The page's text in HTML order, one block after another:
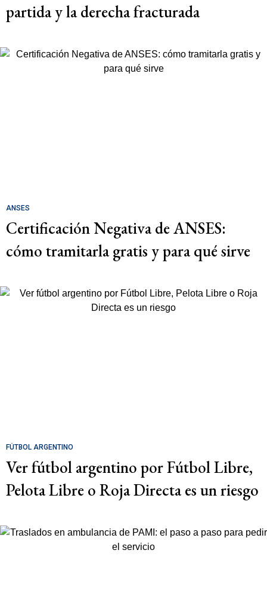
partida y la derecha fracturada
ANSES
Certificación Negativa de ANSES:
cómo tramitarla gratis y para qué sirve
FÚTBOL ARGENTINO
Ver fútbol argentino por Fútbol Libre,
Pelota Libre o Roja Directa es un riesgo